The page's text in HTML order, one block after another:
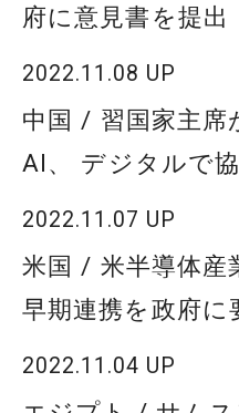
府に意見書を提出
2022.11.08 UP
中国 / 習国家主席
AI、 デジタルで
2022.11.07 UP
米国 / 米半導体産
早期連携を政府に
2022.11.04 UP